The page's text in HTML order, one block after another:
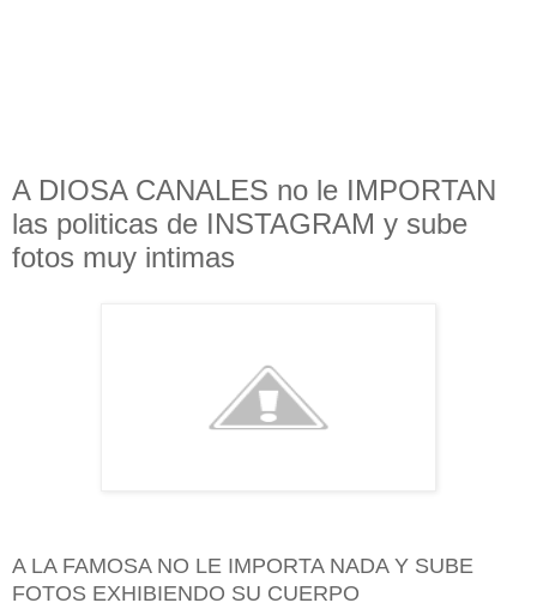
A DIOSA CANALES no le IMPORTAN
las politicas de INSTAGRAM y sube
fotos muy intimas
A LA FAMOSA NO LE IMPORTA NADA Y SUBE
FOTOS EXHIBIENDO SU CUERPO